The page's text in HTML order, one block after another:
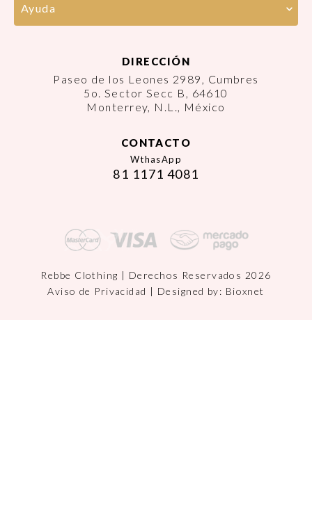
Ayuda
DIRECCIÓN
Paseo de los Leones 2989, Cumbres
5o. Sector Secc B, 64610
Monterrey, N.L., México
CONTACTO
WthasApp
81 1171 4081
Rebbe Clothing | Derechos Reservados 2026
Aviso de Privacidad | Designed by: Bioxnet